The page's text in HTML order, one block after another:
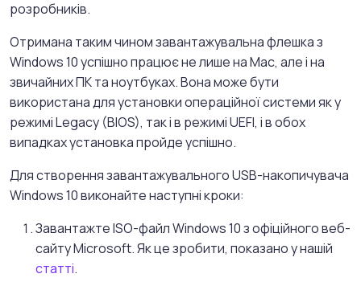
розробників.
Отримана таким чином завантажувальна флешка з
Windows 10 успішно працює не лише на Mac, але і на
звичайних ПК та ноутбуках. Вона може бути
використана для установки операційної системи як у
режимі Legacy (BIOS), так і в режимі UEFI, і в обох
випадках установка пройде успішно.
Для створення завантажувального USB-накопичувача
Windows 10 виконайте наступні кроки:
Завантажте ISO-файл Windows 10 з офіційного веб-
сайту Microsoft. Як це зробити, показано у нашій
статті.